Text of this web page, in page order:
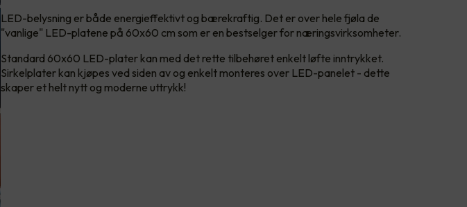
LED-belysning er både energieffektivt og bærekraftig. Det er over hele fjøla de
"vanlige" LED-platene på 60x60 cm som er en bestselger for næringsvirksomheter.
Standard 60x60 LED-plater kan med det rette tilbehøret enkelt løfte inntrykket.
Sirkelplater kan kjøpes ved siden av og enkelt monteres over LED-panelet - dette
skaper et helt nytt og moderne uttrykk!